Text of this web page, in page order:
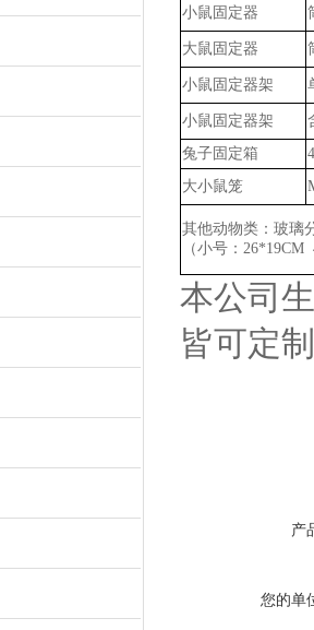
小鼠固定器
大鼠固定器
小鼠固定器架
小鼠固定器架
兔子固定箱
大小鼠笼
其他动物类：玻璃
（小号： 26*19CM
本公司
皆可定
产
您的单